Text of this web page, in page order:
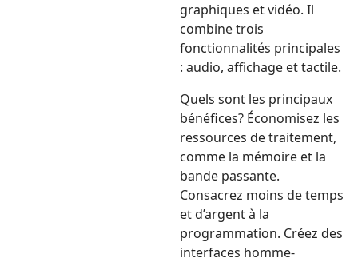
graphiques et vidéo. Il
combine trois
fonctionnalités principales
: audio, affichage et tactile.
Quels sont les principaux
bénéfices? Économisez les
ressources de traitement,
comme la mémoire et la
bande passante.
Consacrez moins de temps
et d’argent à la
programmation. Créez des
interfaces homme-